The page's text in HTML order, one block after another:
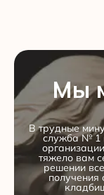
Мы
В трудные
служба № 1
тяжело вам
решении
получения